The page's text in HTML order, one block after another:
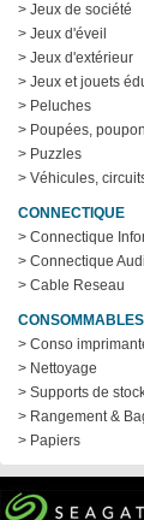
> Jeux de société
> Jeux d'éveil
> Jeux d'extérieur
> Jeux et jouets
> Peluches
> Poupées,
> Puzzles
> Véhicules,
CONNECTIQUE
> Connectique
> Connectique
> Cable Reseau
CONSOMMABLES
> Conso
> Nettoyage
> Supports de
> Rangement &
> Papiers